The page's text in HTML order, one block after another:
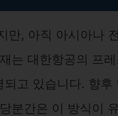
만, 아직 아시아나
는 대한항공의 프
고 있습니다. 향후
분간은 이 방식이